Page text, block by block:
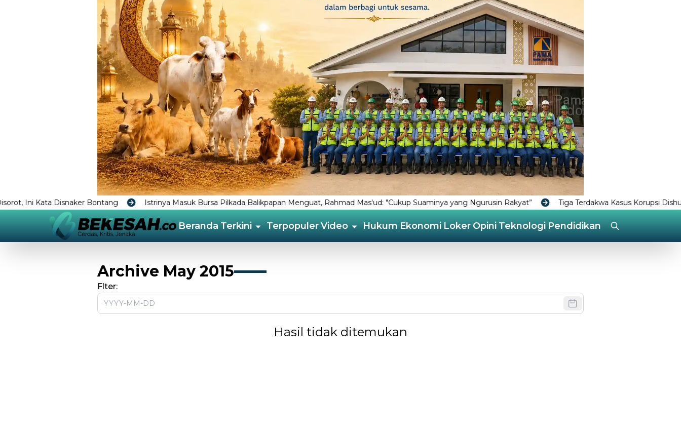
Istrinya Masuk Bursa Pilkada Balikpapan Menguat, Rahmad Mas'ud: "Cukup Suaminya yang Ngurusin Rakyat” Tiga Terdakwa Kasus Korupsi Dishub Bontang Dituntut 1
BerandaTerkini TerpopulerVideo HukumEkonomiLokerOpiniTeknologiPendidikan
Archive May 2015
Flter:
Hasil tidak ditemukan